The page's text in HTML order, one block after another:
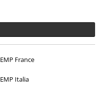
EMP France
EMP Italia